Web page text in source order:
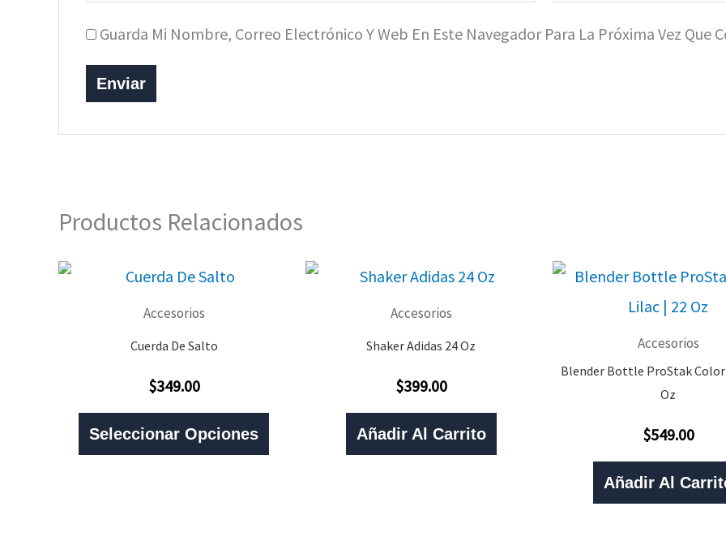
Guarda Mi Nombre, Correo Electrónico Y Web En Este Navegador Para La Próxima Vez Que
Productos Relacionados
Accesorios
Cuerda De Salto
Valorado
0
De
5
$349.00
Seleccionar Opciones
Este
Accesorios
Shaker Adidas 24 Oz
Valorado
0
De
5
$399.00
Añadir Al Carrito
Accesorios
Blender Bottle ProStak Color
Oz
Valorado
0
De
5
$549.00
Añadir Al